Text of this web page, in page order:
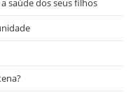
saúde dos seus filhos